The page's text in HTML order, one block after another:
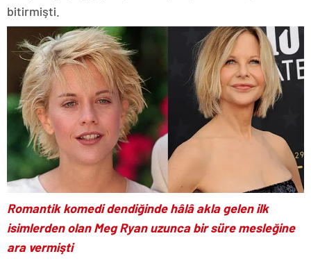
bitirmişti.
Romantik komedi dendiğinde hâlâ akla gelen ilk
isimlerden olan Meg Ryan uzunca bir süre mesleğine
ara vermişti